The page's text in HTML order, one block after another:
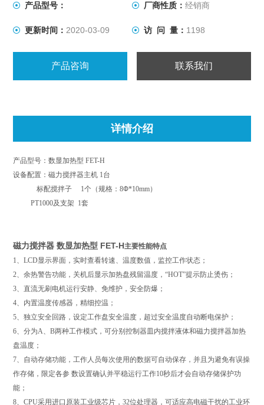
产品型号： 厂商性质： 经销商
更新时间： 2020-03-09 访 问 量： 1198
产品咨询 联系我们
详情介绍
产品型号：数显加热型 FET-H
设备配置：磁力搅拌器主机 1台
标配搅拌子 1个（规格：8Ф*10mm）
PT1000及支架 1套
磁力搅拌器 数显加热型 FET-H主要性能特点
1、LCD显示界面，实时查看转速、温度数值，监控工作状态；
2、余热警告功能，关机后显示加热盘残留温度，“HOT”提示防止烫伤；
3、直流无刷电机运行安静、免维护，安全防爆；
4、内置温度传感器，精细控温；
5、独立安全回路，设定工作盘安全温度，超过安全温度自动断电保护；
6、分为A、B两种工作模式，可分别控制器皿内搅拌液体和磁力搅拌器加热
盘温度；
7、自动存储功能，工作人员每次使用的数据可自动保存，并且为避免有误操
作存储，限定各参 数设置确认并平稳运行工作10秒后才会自动存储保护功
能；
8、CPU采用进口原装工业级芯片，32位处理器，可适应高电磁干扰的工业环